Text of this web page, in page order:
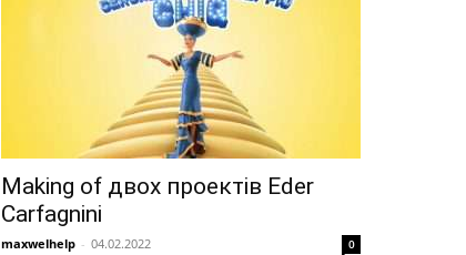
Making of двох проектів Eder
Carfagnini
maxwelhelp - 04.02.2022 0